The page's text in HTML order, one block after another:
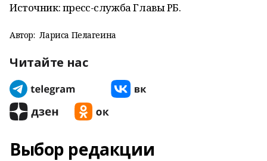
Источник: пресс-служба Главы РБ.
Автор: Лариса Пелагеина
Читайте нас
Выбор редакции